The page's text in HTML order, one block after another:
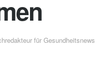
für Gesundheitsnews